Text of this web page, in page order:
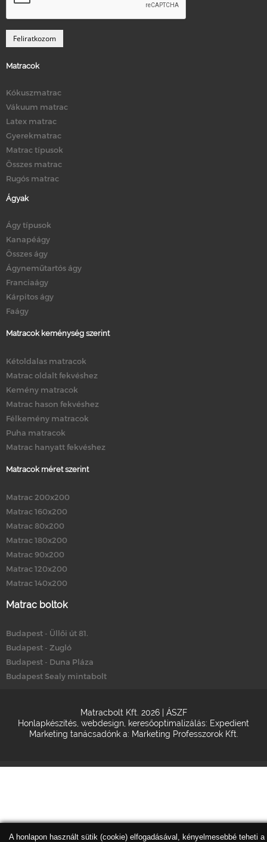
Matracok
Kókuszmatrac
Vákuum matrac
Latex matrac
Gyerekmatrac
Matrac típusok
Összes matrac
Rugós matrac
Ágyak
Ágy típusok
Kanapéágy
Összes ágy
Ágyneműtartós ágy
Franciaágy
Kárpitos ágy
Faágy
Matracok keménység szerint
Kétoldalas matracok
Matrac oldalt fekvéshez
Kemény matracok
Matrac hason fekvéshez
Félkemény matracok
Puha matracok
Matrac hanyatt fekvéshez
Matracok méret szerint
Matrac 200x200
Matrac 160x200
Matrac 80x200
Matrac 180x200
Matrac 90x200
Matrac 120x200
Matrac 140x200
Matrac boltok
Budapest - Üllői út 81.
Budapest - Zugló
Budapest - Duna Pláza
Budapest Sealy mintabolt
Matracbolt Kft. 2026 | ÁSZF
Honlapkészítés webdesign keresőoptimalizálás: Expedient
Marketing tanácsadónk a: Marketing Professzorok Kft.
A honlapon használt sütik (cookie) elfogadásával, kényelmesebbé teheti a